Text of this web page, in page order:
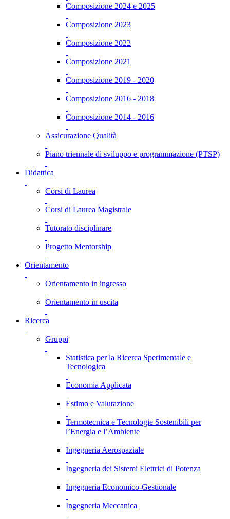
Composizione 2024 e 2025
Composizione 2023
Composizione 2022
Composizione 2021
Composizione 2019 - 2020
Composizione 2016 - 2018
Composizione 2014 - 2016
Assicurazione Qualità
Piano triennale di sviluppo e programmazione (PTSP)
Didattica
Corsi di Laurea
Corsi di Laurea Magistrale
Tutorato disciplinare
Progetto Mentorship
Orientamento
Orientamento in ingresso
Orientamento in uscita
Ricerca
Gruppi
Statistica per la Ricerca Sperimentale e
Tecnologica
Economia Applicata
Estimo e Valutazione
Termotecnica e Tecnologie Sostenibili per
l’Energia e l’Ambiente
Ingegneria Aerospaziale
Ingegneria dei Sistemi Elettrici di Potenza
Ingegneria Economico-Gestionale
Ingegneria Meccanica